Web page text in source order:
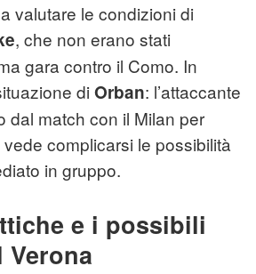
valutare le condizioni di
, che non erano stati
gara contro il Como. In
di Orban: l’attaccante
dal match con il Milan per
complicarsi le possibilità
in gruppo.
e i possibili